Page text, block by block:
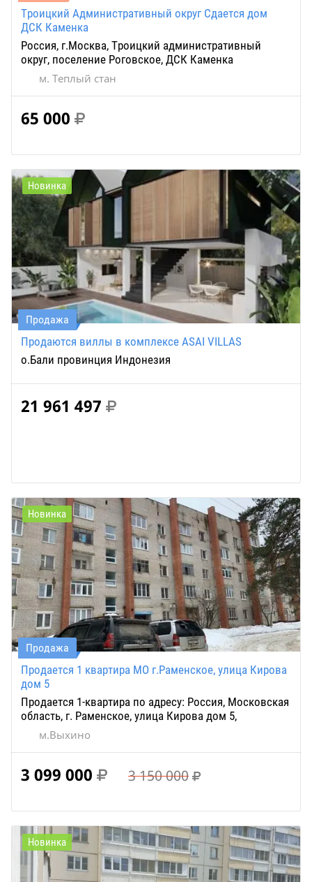
Троицкий Административный округ Сдается дом
ДСК Каменка
Россия, г.Москва, Троицкий административный
округ, поселение Роговское, ДСК Каменка
м. Теплый стан
65 000
Продажа
Продаются виллы в комплексе ASAI VILLAS
о.Бали провинция Индонезия
Новинка
21 961 497
Продажа
Продается 1 квартира МО г.Раменское, улица Кирова
дом 5
Продается 1-квартира по адресу: Россия, Московская
область, г. Раменское, улица Кирова дом 5,
м.Выхино
Новинка
3 099 000 3 150 000
Новинка